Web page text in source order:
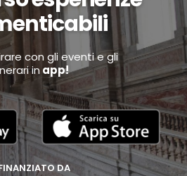
con gli eventi e gli
inapp!
DA